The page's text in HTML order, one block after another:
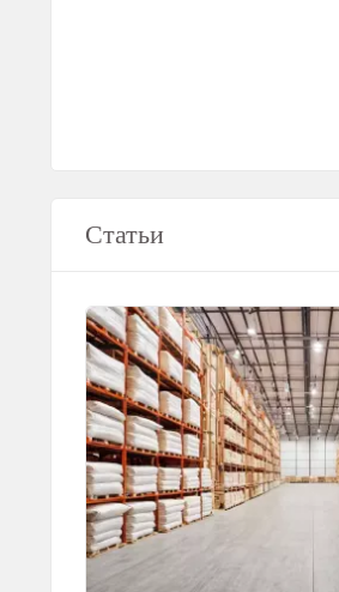
Статьи